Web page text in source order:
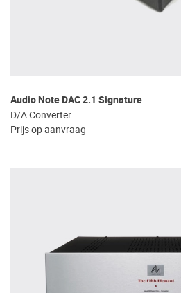
Audio Note DAC 2.1 Signature
D/A Converter
Prijs op aanvraag